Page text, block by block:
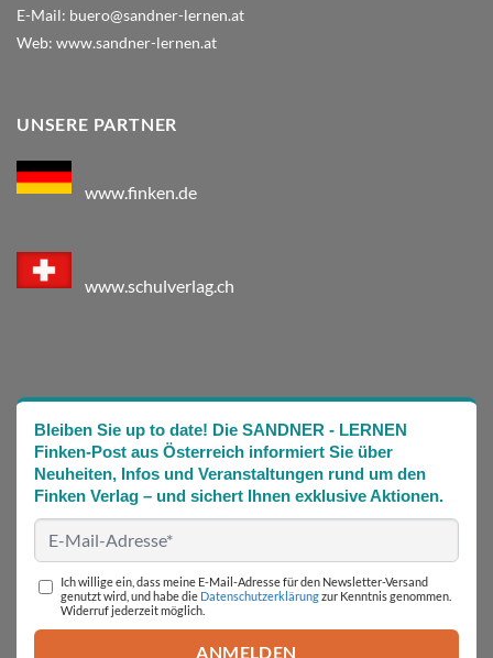
E-Mail: buero@sandner-lernen.at
Web: www.sandner-lernen.at
UNSERE PARTNER
www.finken.de
www.schulverlag.ch
Bleiben Sie up to date! Die SANDNER - LERNEN
Finken-Post aus Österreich informiert Sie über
Neuheiten, Infos und Veranstaltungen rund um den
Finken Verlag – und sichert Ihnen exklusive Aktionen.
Ich willige ein, dass meine E-Mail-Adresse für den Newsletter-Versand
genutzt wird, und habe die Datenschutzerklärungzur Kenntnis genommen.
Widerruf jederzeit möglich.